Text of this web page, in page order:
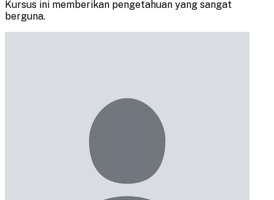
Kursus ini memberikan pengetahuan yang sangat
berguna.